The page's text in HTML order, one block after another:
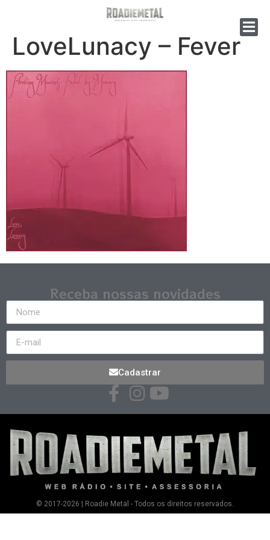
LoveLunacy – Fever
Receba nossas novidades
Cadastrar
© 2017-2026 | Roadie Metal - Todos os direitos reservados.